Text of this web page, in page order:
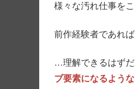
様々な汚れ仕事を
前作経験者であれ
…理解できるはずだ
ブ要素になるよう